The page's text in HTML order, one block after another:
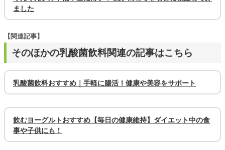
ました
そのほかの乳酸菌飲料関連の記事はこちら
【関連記事】
乳酸菌飲料おすすめ｜手軽に腸活！健康や美容をサポート
飲むヨーグルトおすすめ【毎日の健康維持】ダイエット中の食
事や子供にも！